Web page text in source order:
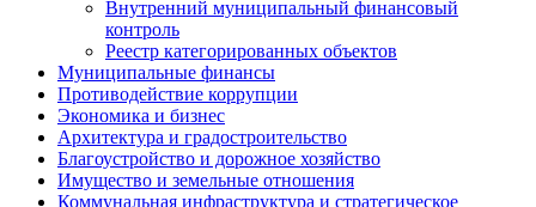
Внутренний муниципальный финансовый
контроль
Реестр категорированных объектов
Муниципальные финансы
Противодействие коррупции
Экономика и бизнес
Архитектура и градостроительство
Благоустройство и дорожное хозяйство
Имущество и земельные отношения
Коммунальная инфраструктура и стратегическое